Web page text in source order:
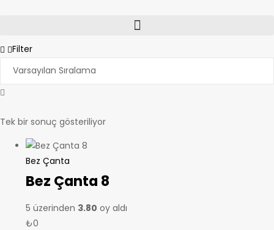
Filter
Tek bir sonuç gösteriliyor
Bez Çanta
Bez Çanta 8
5 üzerinden 3.80 oy aldı
₺0